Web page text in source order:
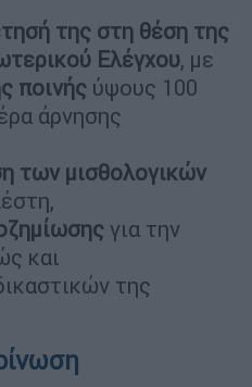
της στη θέση της
Ελέγχου, με
ποινής ύψους 100
άρνησης
των μισθολογικών
για την
και
της